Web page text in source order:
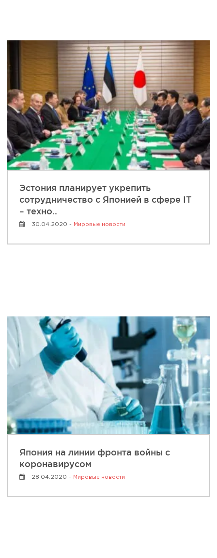
Эстония планирует укрепить
сотрудничество с Японией в сфере IT
– техно..
30.04.2020 - Мировые новости
Япония на линии фронта войны с
коронавирусом
28.04.2020 - Мировые новости